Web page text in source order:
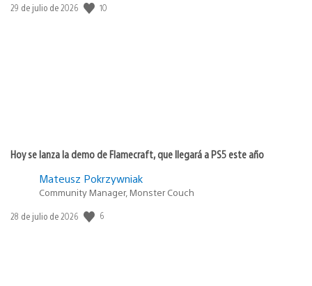
Fecha
29 de julio de 2026 10
Hoy se lanza la demo de Flamecraft, que llegará a PS5 este año
Mateusz Pokrzywniak
Community Manager, Monster Couch
Fecha
28 de julio de 2026 6